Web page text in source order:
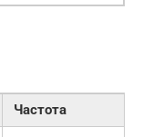
Частота